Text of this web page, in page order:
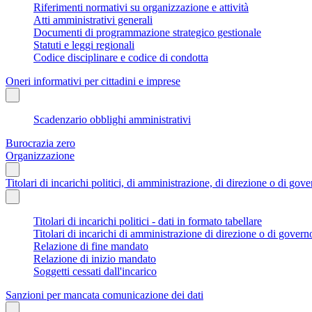
Riferimenti normativi su organizzazione e attività
Atti amministrativi generali
Documenti di programmazione strategico gestionale
Statuti e leggi regionali
Codice disciplinare e codice di condotta
Oneri informativi per cittadini e imprese
Scadenzario obblighi amministrativi
Burocrazia zero
Organizzazione
Titolari di incarichi politici, di amministrazione, di direzione o di
Titolari di incarichi politici - dati in formato tabellare
Titolari di incarichi di amministrazione di direzione o di
Relazione di fine mandato
Relazione di inizio mandato
Soggetti cessati dall'incarico
Sanzioni per mancata comunicazione dei dati